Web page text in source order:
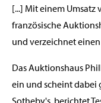
[...] Mit einem
französische
und verzeichnet
Das Auktionshaus
ein und scheint dabei